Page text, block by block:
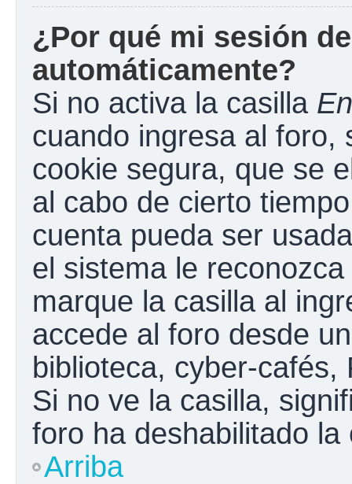
¿Por qué mi sesión
automáticamente?
Si no activa la casilla
cuando ingresa al foro,
cookie segura, que se
al cabo de cierto
cuenta pueda ser
el sistema le
marque la casilla al
accede al foro desde
biblioteca, cyber-
Si no ve la casilla,
foro ha deshabilitado la
Arriba